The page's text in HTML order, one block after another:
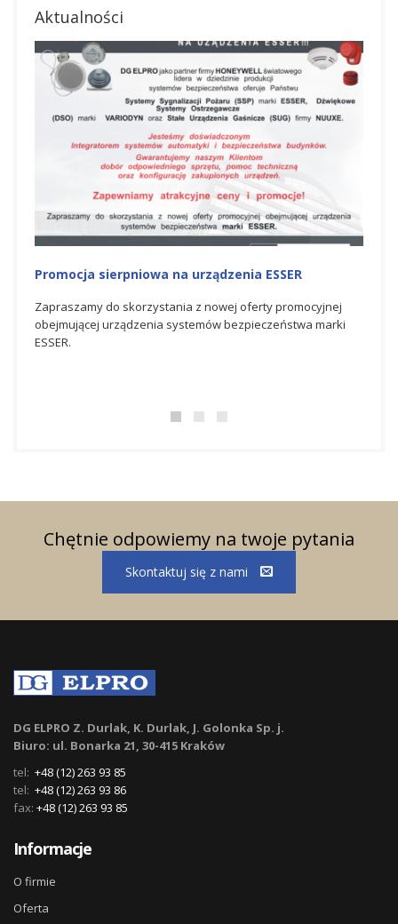
Aktualności
Promocja na urządzenia ESSER
Zapraszamy do skorzystania z czerwcowej oferty
promocyjnej obejmującej urządzenia systemów
bezpieczeństwa marki ESSER.
Chętnie odpowiemy na twoje pytania
Skontaktuj się z nami
DG ELPRO Z. Durlak, K. Durlak, J. Golonka Sp. j.
Biuro: ul. Bonarka 21, 30-415 Kraków
tel: +48 (12) 263 93 85
tel: +48 (12) 263 93 86
fax: +48 (12) 263 93 85
Informacje
O firmie
Oferta